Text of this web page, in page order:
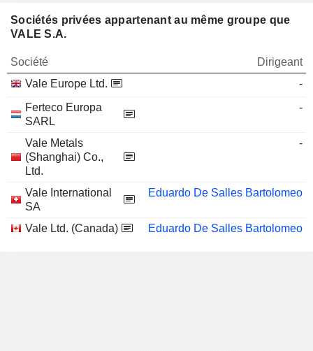
Sociétés privées appartenant au même groupe que
VALE S.A.
Société
Dirigeant
Vale Europe Ltd.
-
Ferteco Europa
SARL
-
Vale Metals
(Shanghai) Co.,
Ltd.
-
Vale International
SA
Eduardo De Salles Bartolomeo
Vale Ltd. (Canada) Eduardo De Salles Bartolomeo